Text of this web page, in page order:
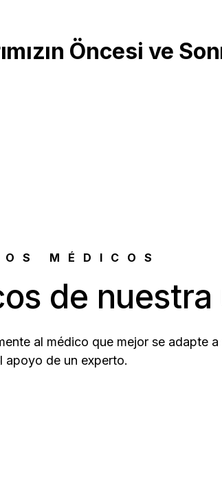
Öncesi ve
MÉDICOS
de nuestra
al médico que mejor se adapte
apoyo de un experto.